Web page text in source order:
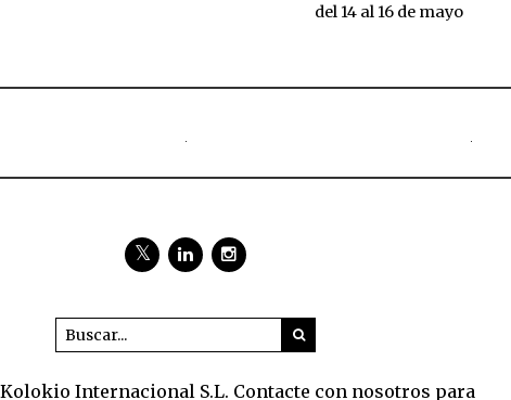
del 14 al 16 de mayo
Internacional S.L. Contacte con nosotros para